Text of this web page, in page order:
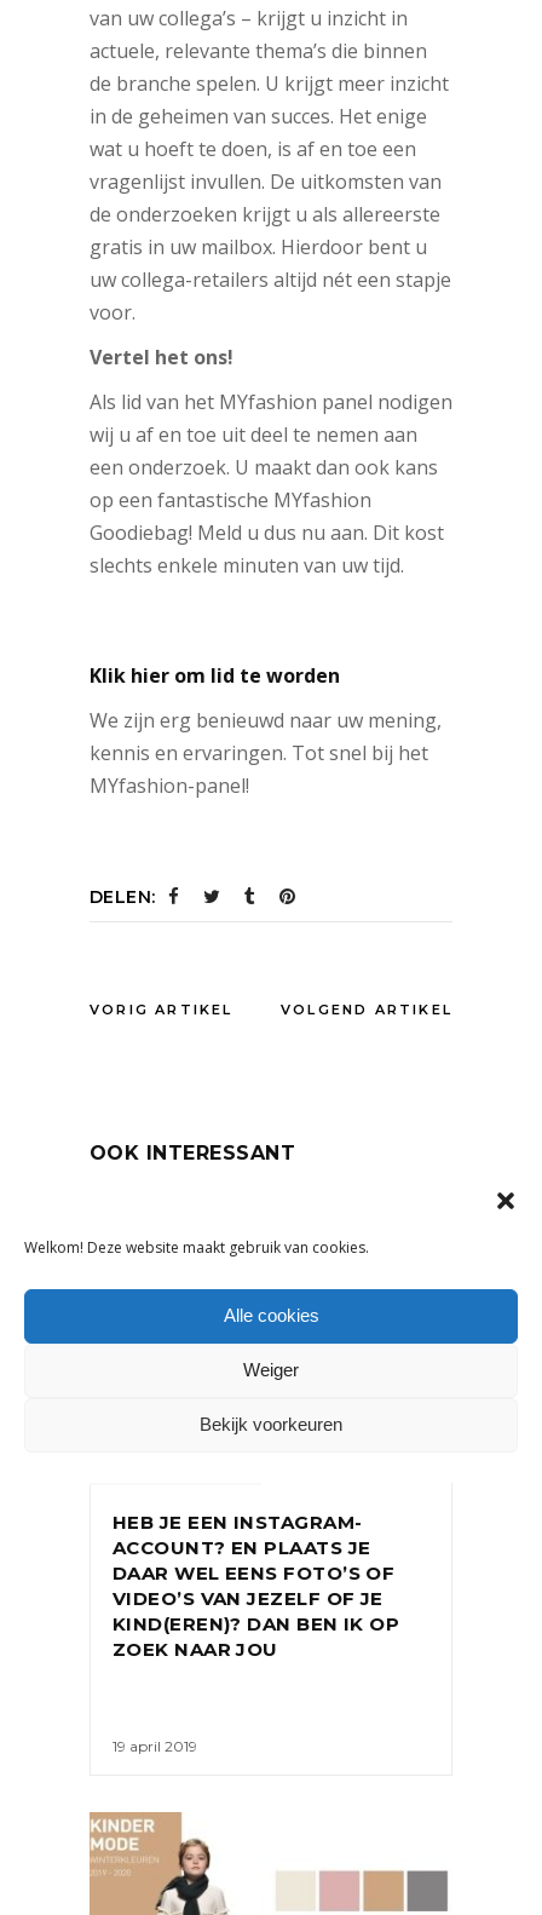
Welkom! Deze website maakt gebruik van cookies.
Alle cookies
Weiger
Bekijk voorkeuren
van uw collega’s – krijgt u inzicht in
actuele, relevante thema’s die binnen
de branche spelen. U krijgt meer inzicht
in de geheimen van succes. Het enige
wat u hoeft te doen, is af en toe een
vragenlijst invullen. De uitkomsten van
de onderzoeken krijgt u als allereerste
gratis in uw mailbox. Hierdoor bent u
uw collega-retailers altijd nét een stapje
voor.
Vertel het ons!
Als lid van het MYfashion panel nodigen
wij u af en toe uit deel te nemen aan
een onderzoek. U maakt dan ook kans
op een fantastische MYfashion
Goodiebag! Meld u dus nu aan. Dit kost
slechts enkele minuten van uw tijd.
Klik hier om lid te worden
We zijn erg benieuwd naar uw mening,
kennis en ervaringen. Tot snel bij het
MYfashion-panel!
DELEN:
VORIG ARTIKEL VOLGEND ARTIKEL
OOK INTERESSANT
HEB JE EEN INSTAGRAM-
ACCOUNT? EN PLAATS JE
DAAR WEL EENS FOTO’S OF
VIDEO’S VAN JEZELF OF JE
KIND(EREN)? DAN BEN IK OP
ZOEK NAAR JOU
19 april 2019